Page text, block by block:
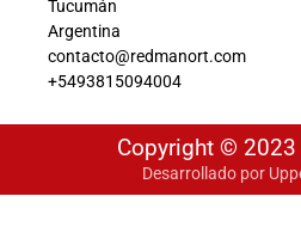
Tucumán
Argentina
contacto@redmanort.com
+5493815094004
Copyright ©
Desarrollado por